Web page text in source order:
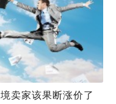
卖家该果断涨价了